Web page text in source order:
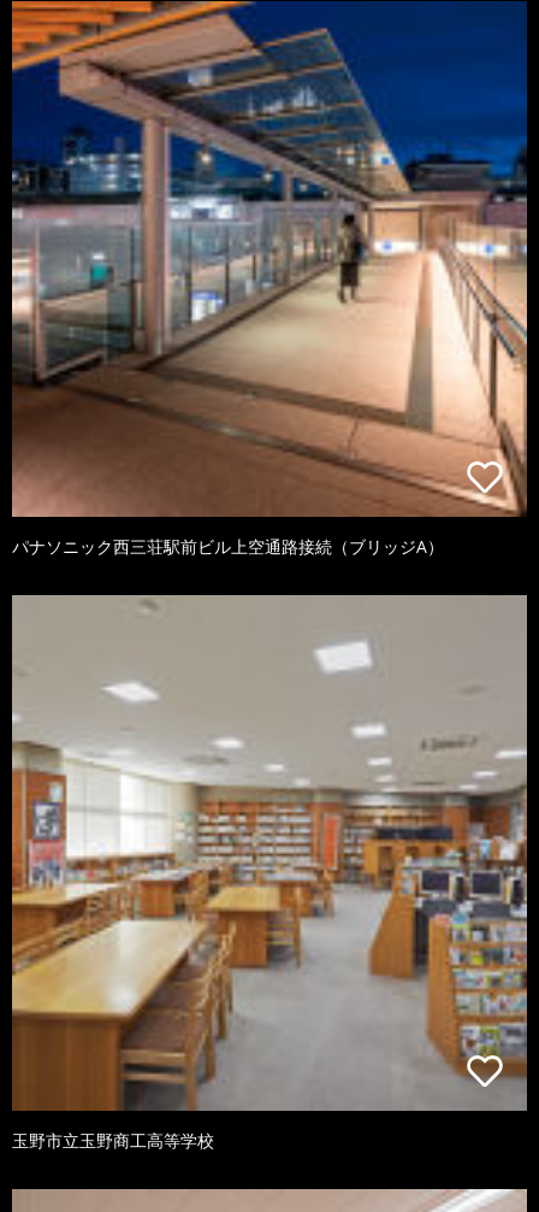
パナソニック西三荘駅前ビル上空通路接続（ブリッジA）
玉野市立玉野商工高等学校